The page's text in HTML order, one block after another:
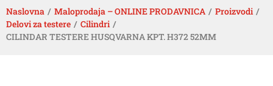
Naslovna / Maloprodaja – ONLINE PRODAVNICA / Proizvodi /
Delovi za testere / Cilindri /
CILINDAR TESTERE HUSQVARNA KPT. H372 52MM